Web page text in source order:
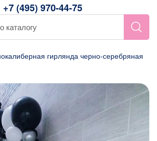
+7 (495) 970-44-75
гирлянда черно-серебряная